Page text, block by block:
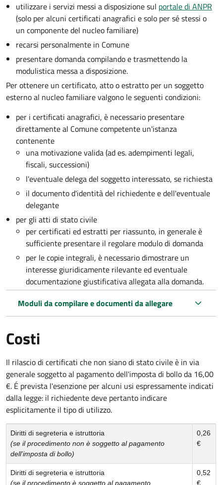
utilizzare i servizi messi a disposizione sul portale di ANPR
(solo per alcuni certificati anagrafici e solo per sé stessi o
un componente del nucleo familiare)
recarsi personalmente in Comune
presentare domanda compilando e trasmettendo la
modulistica messa a disposizione.
Per ottenere un certificato, atto o estratto per un soggetto
esterno al nucleo familiare valgono le seguenti condizioni:
per i certificati anagrafici, è necessario presentare
direttamente al Comune competente un'istanza
contenente
una motivazione valida (ad es. adempimenti legali,
fiscali, successioni)
l'eventuale delega del soggetto interessato, se richiesta
il documento d'identità del richiedente e dell'eventuale
delegante
per gli atti di stato civile
per certificati ed estratti per riassunto, in generale è
sufficiente presentare il regolare modulo di domanda
per le copie integrali, è necessario dimostrare un
interesse giuridicamente rilevante ed eventuale
documentazione giustificativa allegata alla domanda.
Moduli da compilare e documenti da allegare
Costi
Il rilascio di certificati che non siano di stato civile è in via
generale soggetto al pagamento dell'imposta di bollo da 16,00
€. É prevista l'esenzione per alcuni usi espressamente indicati
dalla legge: il richiedente deve pertanto indicare
esplicitamente il tipo di utilizzo.
Diritti di segreteria e istruttoria
(se il procedimento non è soggetto al pagamento
dell'imposta di bollo)
0,26
€
Diritti di segreteria e istruttoria
(se il procedimento è soggetto al pagamento
0,52
€